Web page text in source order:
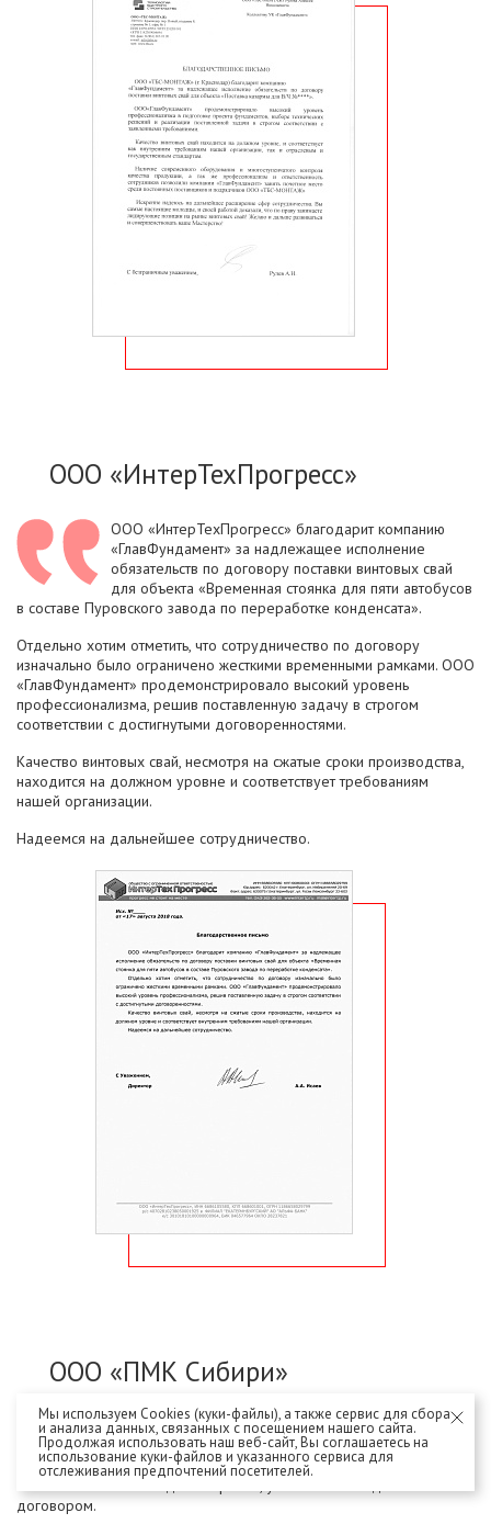
Мы используем Cookies (куки-файлы), а также сервис для сбора
и анализа данных, связанных с посещением нашего сайта.
Продолжая использовать наш веб-сайт, Вы соглашаетесь на
использование куки-файлов и указанного сервиса для
отслеживания предпочтений посетителей.
ООО «ИнтерТехПрогресс»
ООО «ИнтерТехПрогресс» благодарит компанию
«ГлавФундамент» за надлежащее исполнение
обязательств по договору поставки винтовых свай
для объекта «Временная стоянка для пяти автобусов
в составе Пуровского завода по переработке конденсата».
Отдельно хотим отметить, что сотрудничество по договору
изначально было ограничено жесткими временными рамками. ООО
«ГлавФундамент» продемонстрировало высокий уровень
профессионализма, решив поставленную задачу в строгом
соответствии с достигнутыми договоренностями.
Качество винтовых свай, несмотря на сжатые сроки производства,
находится на должном уровне и соответствует требованиям
нашей организации.
Надеемся на дальнейшее сотрудничество.
ООО «ПМК Сибири»
ООО «ПМК Сибири» выражает благодарность ООО
«ГлавФундамент» за надлежащее исполнение
обязательств по договору поставки № 24-1-2/2015г
и соблюдение сроков, установленных данным
договором.